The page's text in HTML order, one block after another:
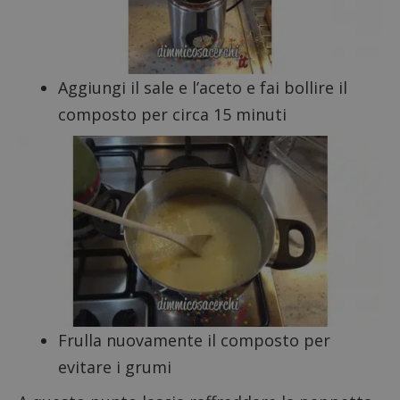
Aggiungi il sale e l’aceto e fai bollire il
composto per circa 15 minuti
Frulla nuovamente il composto per
evitare i grumi
CookieScriptConsent
CookieScript
Google Privacy Policy